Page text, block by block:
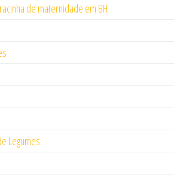
de maternidade em BH
Legumes